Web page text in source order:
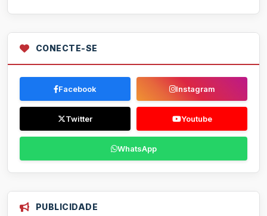
CONECTE-SE
Facebook Instagram
Twitter Youtube
WhatsApp
PUBLICIDADE